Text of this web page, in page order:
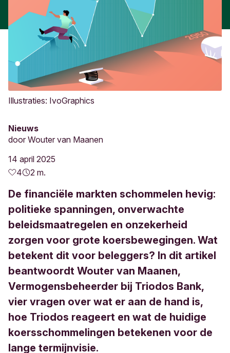
Illustraties: IvoGraphics
Nieuws
door Wouter van Maanen
14 april 2025
4
2 m.
De financiële markten schommelen hevig:
politieke spanningen, onverwachte
beleidsmaatregelen en onzekerheid
zorgen voor grote koersbewegingen. Wat
betekent dit voor beleggers? In dit artikel
beantwoordt Wouter van Maanen,
Vermogensbeheerder bij Triodos Bank,
vier vragen over wat er aan de hand is,
hoe Triodos reageert en wat de huidige
koersschommelingen betekenen voor de
lange termijnvisie.